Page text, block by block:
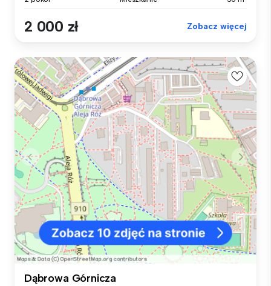
2 000 zł Zobacz więcej
Dąbrowa Górnicza